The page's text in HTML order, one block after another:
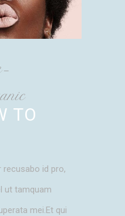
TO
recusabo id pro,
ut tamquam
mei.Et qui